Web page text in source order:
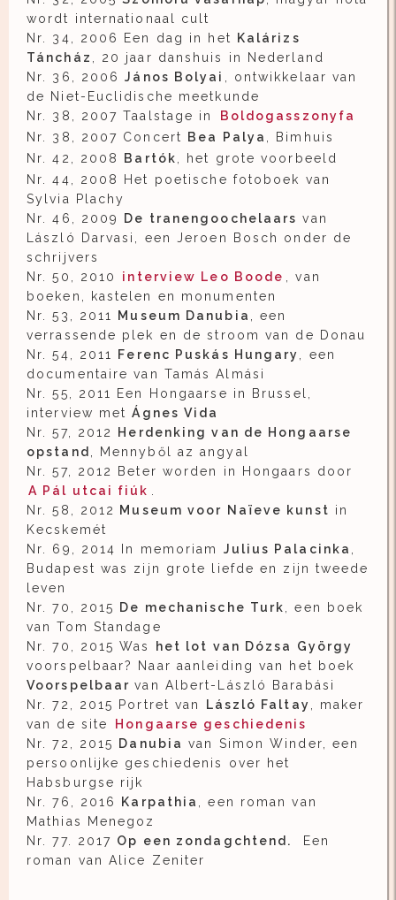
wordt internationaal cult
Nr. 34, 2006 Een dag in het
Kalárizs
Táncház
, 20 jaar danshuis in Nederland
Nr. 36, 2006János Bolyai
, ontwikkelaar van
de Niet-Euclidische meetkunde
Nr. 38, 2007 Taalstage in
Boldogasszonyfa
Nr. 38, 2007 Concert
Bea Palya
, Bimhuis
Nr. 42, 2008
Bartók
, het grote voorbeeld
Nr. 44, 2008 Het poetische fotoboek van
Sylvia Plachy
Nr. 46, 2009
De tranengoochelaars van
László Darvasi, een Jeroen Bosch onder de
schrijvers
Nr. 50, 2010
interview Leo Boode
, van
boeken, kastelen en monumenten
Nr. 53, 2011
Museum Danubia
, een
verrassende plek en de stroom van de Donau
Nr. 54, 2011
Ferenc Puskás Hungary
, een
documentaire van Tamás Almási
Nr. 55, 2011 Een Hongaarse in Brussel,
interview metÁgnes Vida
Nr. 57, 2012
Herdenking van de Hongaarse
opstand
, Mennyből az angyal
Nr. 57, 2012 Beter worden in Hongaars door
A Pál utcai fiúk
Nr. 58, 2012
Museum voor Naïeve kunst in
Kecskemét
Nr. 69, 2014 In memoriam Julius Palacinka
Budapest was zijn grote liefde en zijn tweede
leven
Nr. 70, 2015
De mechanische Turk
, een boek
van Tom Standage
Nr. 70, 2015 Was
het lot van Dózsa György
voorspelbaar? Naar aanleiding van het boek
Voorspelbaarvan Albert-László Barabási
Nr. 72, 2015 Portret van
László Faltay
, maker
van de site
Hongaarse geschiedenis
Nr. 72, 2015
Danubia van Simon Winder, een
persoonlijke geschiedenis over het
Habsburgse rijk
Nr. 76, 2016
Karpathia
, een roman van
Mathias Menegoz
Nr. 77. 2017 Op een zondagchtend.
Een
roman van Alice Zeniter